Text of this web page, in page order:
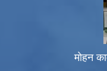
मोहन